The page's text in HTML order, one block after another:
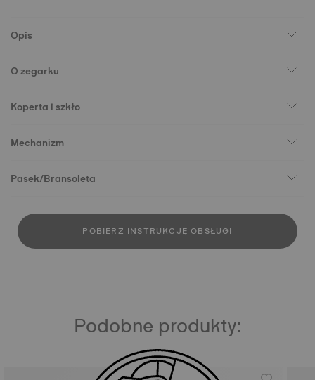
Opis
O zegarku
Koperta i szkło
Mechanizm
Pasek/Bransoleta
POBIERZ INSTRUKCJĘ OBSŁUGI
Podobne produkty: